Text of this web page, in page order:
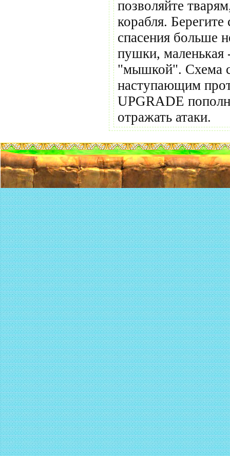
позволяйте
корабля.
спасения больше
пушки, маленькая
"мышкой". Схема
наступающим
UPGRADE
отражать атаки.